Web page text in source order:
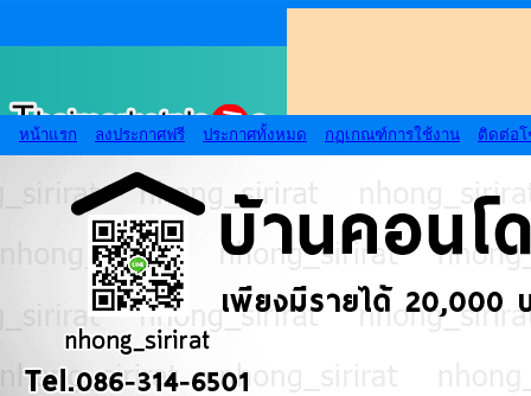
หน้าแรก ลงประกาศฟรี ประกาศทั้งหมด กฏเกณฑ์การใช้งาน ติดต่อ